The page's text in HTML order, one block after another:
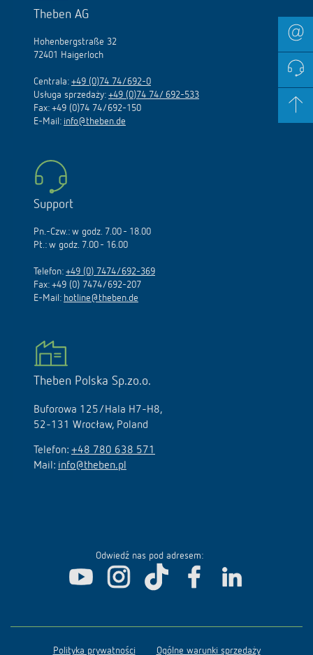
Theben AG
Hohenbergstraße 32
72401 Haigerloch
Centrala: +49 (0)74 74/692-0
Usługa sprzedaży: +49 (0)74 74/ 692-533
Fax: +49 (0)74 74/692-150
E-Mail: info@theben.de
Support
Pn.-Czw.: w godz. 7.00 - 18.00
Pt.: w godz. 7.00 - 16.00
Telefon: +49 (0) 7474/692-369
Fax: +49 (0) 7474/692-207
E-Mail: hotline@theben.de
Theben Polska Sp.zo.o.
Buforowa 125/Hala H7-H8,
52-131 Wrocław, Poland
Telefon: +48 780 638 571
Mail: info@theben.pl
Odwiedź nas pod adresem:
Polityka prywatności Ogólne warunki sprzedaży